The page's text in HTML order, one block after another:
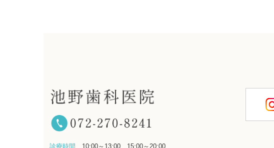
診療時間 10:00～13:00、15:00～20:00